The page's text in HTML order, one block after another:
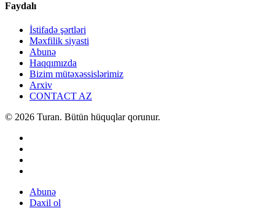
Faydalı
İstifadə şərtləri
Məxfilik siyasti
Abunə
Haqqımızda
Bizim mütəxəssislərimiz
Arxiv
CONTACT AZ
© 2026 Turan. Bütün hüquqlar qorunur.
Abunə
Daxil ol